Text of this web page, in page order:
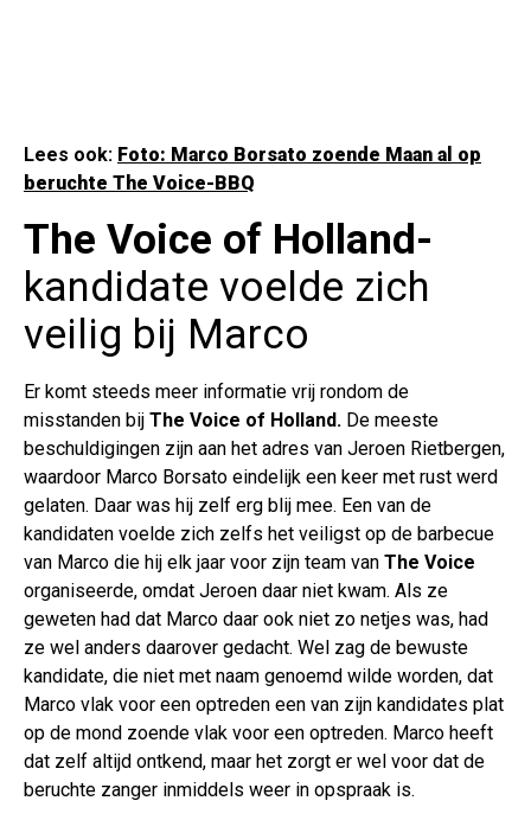
Lees ook: Foto: Marco Borsato zoende Maan al op
beruchte The Voice-BBQ
The Voice of Holland-
kandidate voelde zich
veilig bij Marco
Er komt steeds meer informatie vrij rondom de
misstanden bij The Voice of Holland. De meeste
beschuldigingen zijn aan het adres van Jeroen Rietbergen,
waardoor Marco Borsato eindelijk een keer met rust werd
gelaten. Daar was hij zelf erg blij mee. Een van de
kandidaten voelde zich zelfs het veiligst op de barbecue
van Marco die hij elk jaar voor zijn team van The Voice
organiseerde, omdat Jeroen daar niet kwam. Als ze
geweten had dat Marco daar ook niet zo netjes was, had
ze wel anders daarover gedacht. Wel zag de bewuste
kandidate, die niet met naam genoemd wilde worden, dat
Marco vlak voor een optreden een van zijn kandidates plat
op de mond zoende vlak voor een optreden. Marco heeft
dat zelf altijd ontkend, maar het zorgt er wel voor dat de
beruchte zanger inmiddels weer in opspraak is.